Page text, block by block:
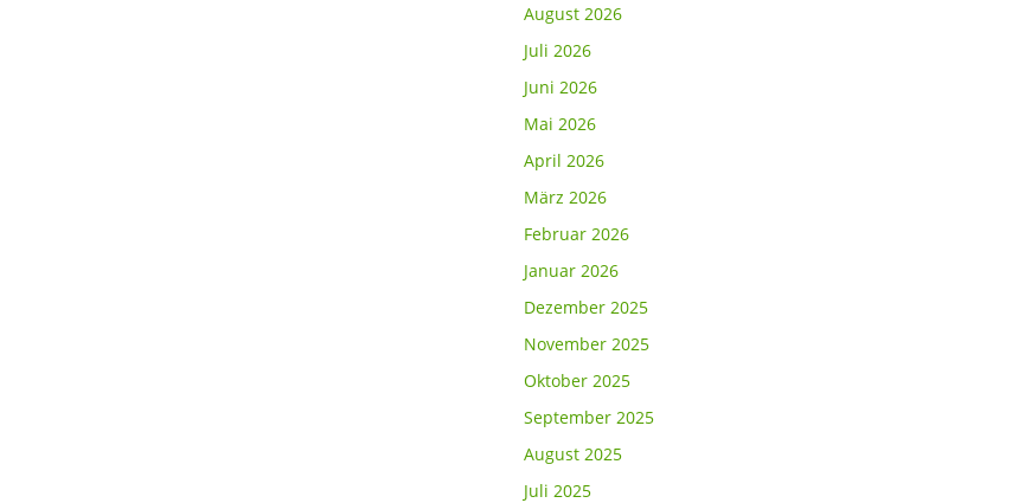
August 2026
Juli 2026
Juni 2026
Mai 2026
April 2026
März 2026
Februar 2026
Januar 2026
Dezember 2025
November 2025
Oktober 2025
September 2025
August 2025
Juli 2025